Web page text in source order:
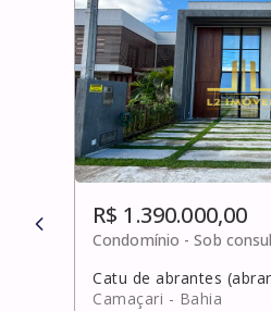
R$ 1.390.000,00
Condomínio -Sob
Catu de abrantes
Camaçari - Bahia